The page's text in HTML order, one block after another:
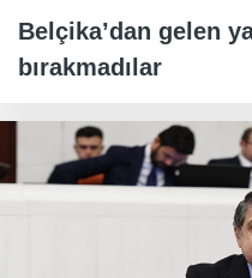
Belçika’dan gelen
bırakmadılar